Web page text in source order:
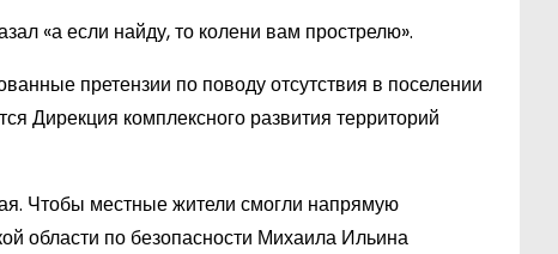
«а если найду, то колени вам прострелю».
претензии по поводу отсутствия в поселении
Дирекция комплексного развития территорий
Чтобы местные жители смогли напрямую
области по безопасности Михаила Ильина